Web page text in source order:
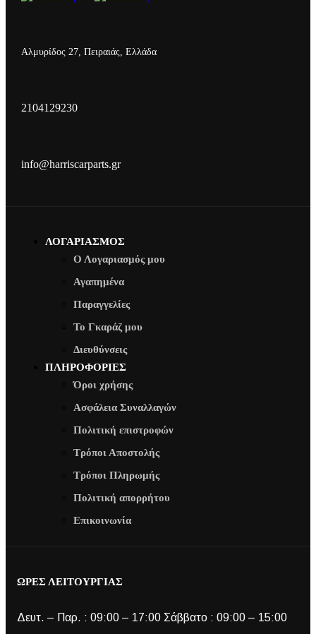
Αλμυρίδος 27, Πειραιάς, Ελλάδα
2104129230
info@harriscarparts.gr
ΛΟΓΑΡΙΑΣΜΟΣ
Ο Λογαριασμός μου
Αγαπημένα
Παραγγελίες
Το Γκαράζ μου
Διευθύνσεις
ΠΛΗΡΟΦΟΡΙΕΣ
Όροι χρήσης
Ασφάλεια Συναλλαγών
Πολιτική επιστροφών
Τρόποι Αποστολής
Τρόποι Πληρωμής
Πολιτική απορρήτου
Επικοινωνία
ΩΡΕΣ ΛΕΙΤΟΥΡΓΙΑΣ
Δευτ. – Παρ. : 09:00 – 17:00 Σάββατο : 09:00 – 15:00